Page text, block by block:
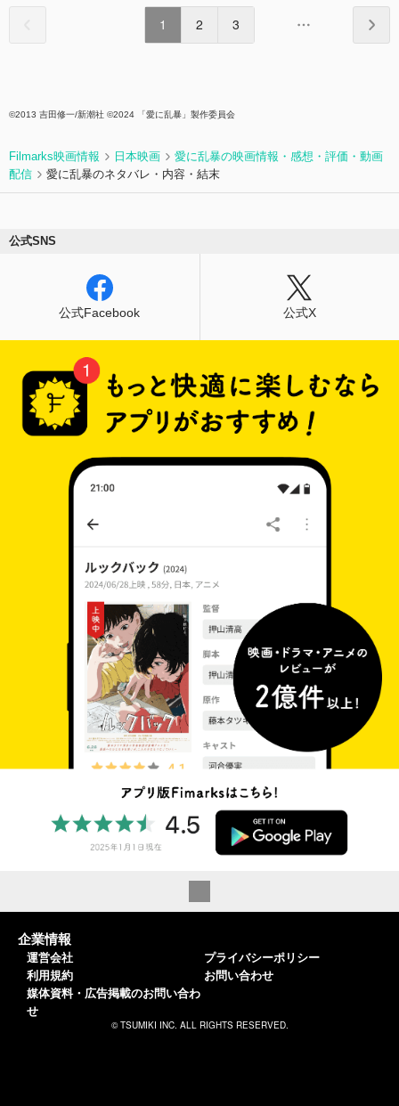
1 2 3
©2013 吉田修一/新潮社 ©2024 「愛に乱暴」製作委員会
Filmarks映画情報 日本映画
愛に乱暴の映画情報・感想・評価・動画
配信
愛に乱暴のネタバレ・内容・結末
公式SNS
公式Facebook 公式X
企業情報
運営会社
利用規約
媒体資料・広告掲載のお問い合わ
せ
プライバシーポリシー
お問い合わせ
© TSUMIKI INC. ALL RIGHTS RESERVED.